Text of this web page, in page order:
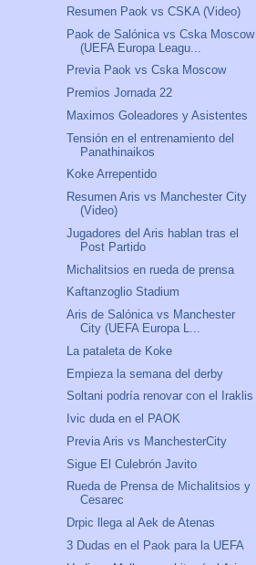
Resumen Paok vs CSKA (Video)
Paok de Salónica vs Cska Moscow
(UEFA Europa Leagu...
Previa Paok vs Cska Moscow
Premios Jornada 22
Maximos Goleadores y Asistentes
Tensión en el entrenamiento del
Panathinaikos
Koke Arrepentido
Resumen Aris vs Manchester City
(Video)
Jugadores del Aris hablan tras el
Post Partido
Michalitsios en rueda de prensa
Kaftanzoglio Stadium
Aris de Salónica vs Manchester
City (UEFA Europa L...
La pataleta de Koke
Empieza la semana del derby
Soltani podría renovar con el Iraklis
Ivic duda en el PAOK
Previa Aris vs ManchesterCity
Sigue El Culebrón Javito
Rueda de Prensa de Michalitsios y
Cesarec
Drpic llega al Aek de Atenas
3 Dudas en el Paok para la UEFA